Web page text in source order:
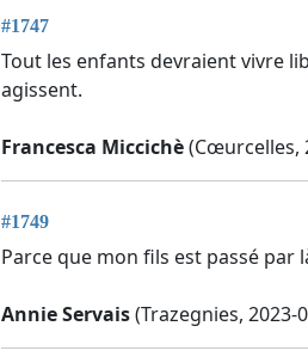
#1747
Tout les enfants devraient vivre
agissent.
Francesca Miccichè(Cœurcelles,
#1749
Parce que mon fils est passé par
Annie Servais(Trazegnies, 2023-